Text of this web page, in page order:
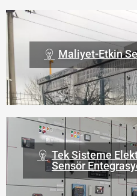
Maliyet-Etkin
Tek Sisteme
Sensör